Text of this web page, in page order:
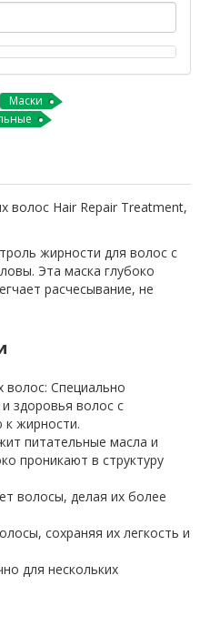
Маски
волос Hair Repair Treatment,
жирности для волос с
Эта маска глубоко
расчесывание, не
Специально
здоровья волос с
жирности.
питательные масла и
проникают в структуру
волосы, делая их более
сохраняя их легкость и
для нескольких